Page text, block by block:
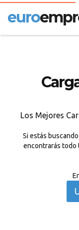
euro
Los Mejores
Si estás
encontrarás todo